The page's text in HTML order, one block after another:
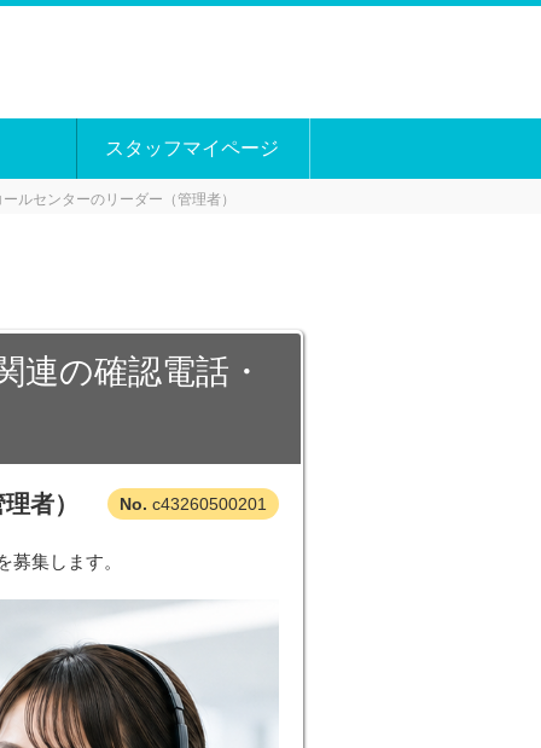
スタッフマイページ
ルセンターのリーダー（管理者）
連の確認電話・
c43260500201
者）
集します。